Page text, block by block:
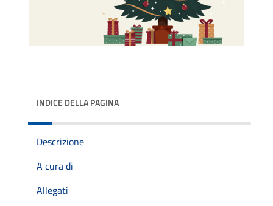
INDICE DELLA PAGINA
Descrizione
A cura di
Allegati